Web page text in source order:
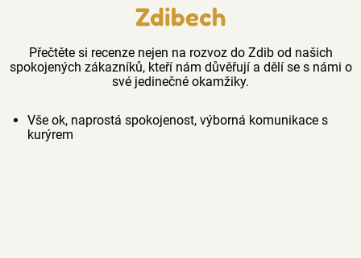
Zdibech
Přečtěte si recenze nejen na rozvoz do Zdib od našich
spokojených zákazníků, kteří nám důvěřují a dělí se s námi o
své jedinečné okamžiky.
Vše ok, naprostá spokojenost, výborná komunikace s
kurýrem